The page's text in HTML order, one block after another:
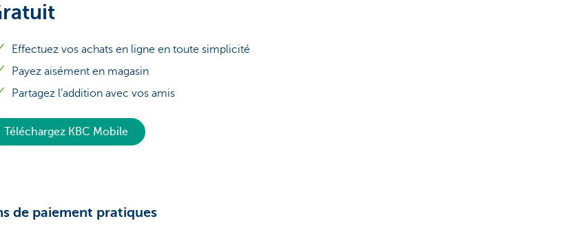
Effectuez vos achats en ligne en toute simplicité
Payez aisément en magasin
Partagez l’addition avec vos amis
Téléchargez KBC Mobile
de paiement pratiques